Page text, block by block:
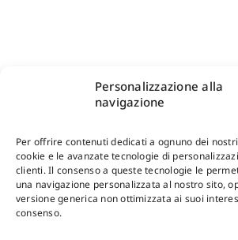
Personalizzazione alla
navigazione
Per offrire contenuti dedicati a ognuno dei
cookie e le avanzate tecnologie di
clienti. Il consenso a queste tecnologie le
una navigazione personalizzata al nostro sito,
versione generica non ottimizzata ai suoi
consenso.
Shop Gangemi Editore-Pagamenti Sicuri e